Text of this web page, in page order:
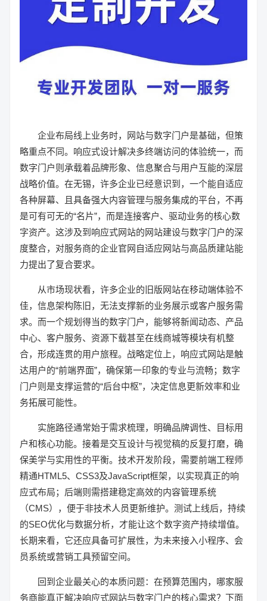
企业布局线上业务时，网站与数字门户是基础，但策
略重点不同。响应式设计解决多终端访问的体验统一，而
数字门户则承载着品牌形象、信息聚合与用户互能的深层
战略价值。在无锡，许多企业已经意识到，一个能自适应
各种屏幕、且具备强大内容管理与服务集成的平台，不再
是可有可无的“名片”，而是连接客户、驱动业务的核心数
字资产。这涉及到响应式网站的网站建设与数字门户的深
度整合，对服务商的企业官网自适应网站与高品质建站能
力提出了复合要求。
从市场现状看，许多企业的旧版网站在移动端体验不
佳，信息架构陈旧，无法支撑新的业务展示或客户服务需
求。而一个规划得当的数字门户，能够将新闻动态、产品
中心、客户服务、资源下载甚至在线商城等模块有机整
合，形成连贯的用户旅程。战略定位上，响应式网站是触
达用户的“前端界面”，确保第一印象的专业与流畅；数字
门户则是支撑运营的“后台中枢”，决定信息更新效率和业
务拓展可能性。
实施路径通常始于需求梳理，明确品牌调性、目标用
户和核心功能。接着是交互设计与视觉稿的反复打磨，确
保美学与实用性的平衡。技术开发阶段，需要前端工程师
精通HTML5、CSS3及JavaScript框架，以实现真正的响
应式布局；后端则需搭建稳定高效的内容管理系统
（CMS），便于非技术人员更新维护。测试上线后，持续
的SEO优化与数据分析，才能让这个数字资产持续增值。
长期来看，它还应具备可扩展性，为未来接入小程序、会
员系统或营销工具预留空间。
回到企业最关心的本质问题：在预算范围内，哪家服
务商能真正解决响应式网站与数字门户的核心需求？下面